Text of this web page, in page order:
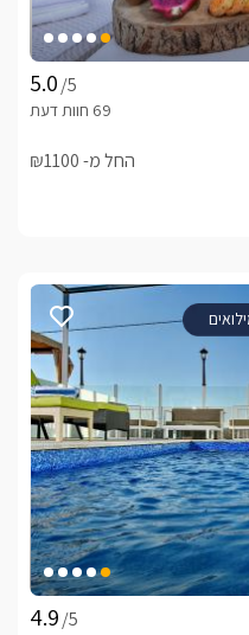
/5
החל מ- ₪1100
/5